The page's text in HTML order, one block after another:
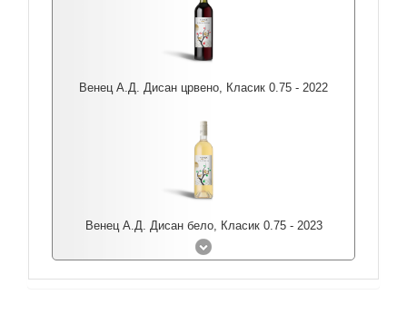
Венец А.Д. Дисан црвено, Класик 0.75 - 2022
Венец А.Д. Дисан бело, Класик 0.75 - 2023